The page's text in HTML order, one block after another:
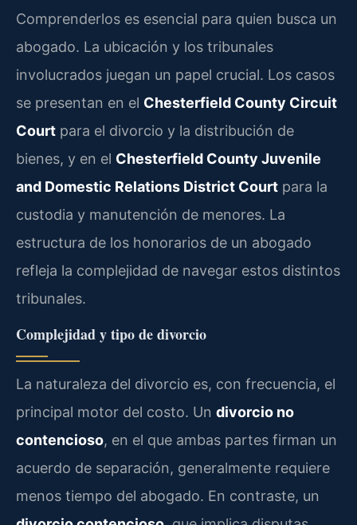
Comprenderlos es esencial para quien busca un
abogado. La ubicación y los tribunales
involucrados juegan un papel crucial. Los casos
se presentan en el Chesterfield County Circuit
Court para el divorcio y la distribución de
bienes, y en el Chesterfield County Juvenile
and Domestic Relations District Court para la
custodia y manutención de menores. La
estructura de los honorarios de un abogado
refleja la complejidad de navegar estos distintos
tribunales.
Complejidad y tipo de divorcio
La naturaleza del divorcio es, con frecuencia, el
principal motor del costo. Un divorcio no
contencioso, en el que ambas partes firman un
acuerdo de separación, generalmente requiere
menos tiempo del abogado. En contraste, un